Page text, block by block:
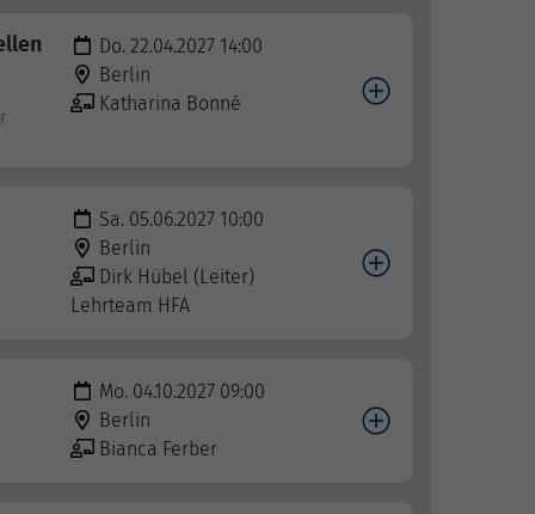
Do. 22.04.2027 14:00
Berlin
Katharina Bonné
Sa. 05.06.2027 10:00
Berlin
Dirk Hübel (Leiter)
Lehrteam HFA
Mo. 04.10.2027 09:00
Berlin
Bianca Ferber